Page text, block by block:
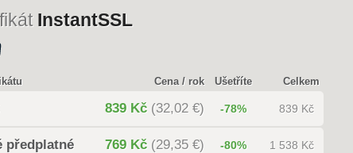
InstantSSL
Cena / rok Ušetříte Celkem
839 Kč (32,02 €) -78% 839 Kč
předplatné 769 Kč (29,35 €) -80% 1 538 Kč